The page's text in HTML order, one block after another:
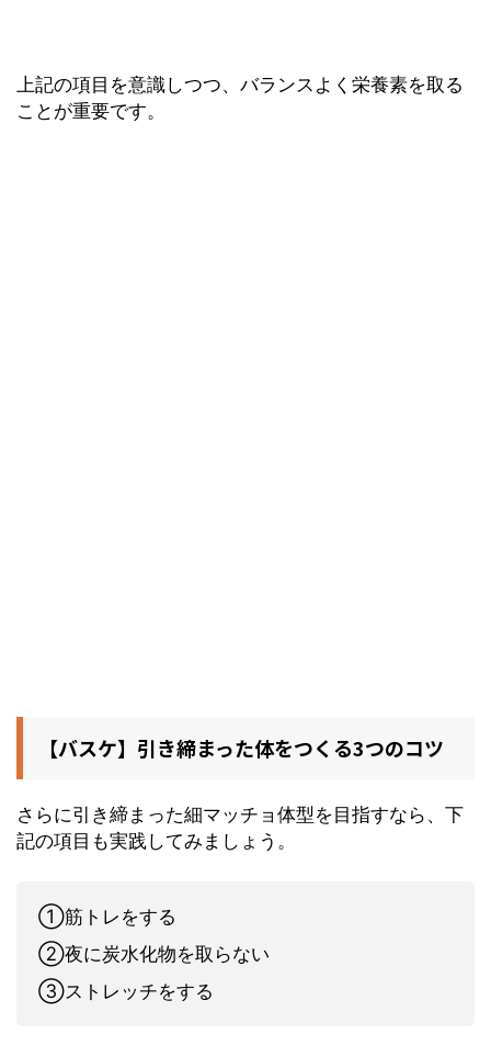
上記の項目を意識しつつ、バランスよく栄養素を取る
ことが重要です。
【バスケ】引き締まった体をつくる3つのコツ
さらに引き締まった細マッチョ体型を目指すなら、下
記の項目も実践してみましょう。
①筋トレをする
②夜に炭水化物を取らない
③ストレッチをする